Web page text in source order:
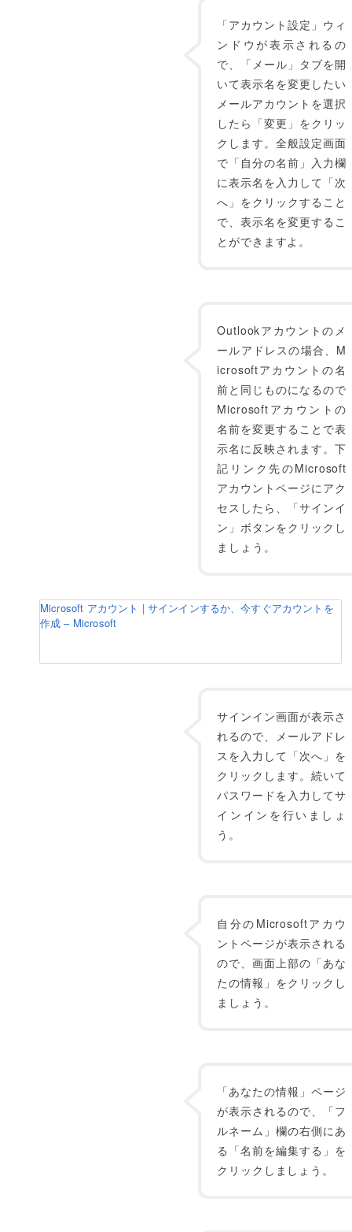
「アカウント設定」ウィ
ンドウが表示されるの
で、「メール」タブを開
いて表示名を変更したい
メールアカウントを選択
したら「変更」をクリッ
クします。全般設定画面
で「自分の名前」入力欄
に表示名を入力して「次
へ」をクリックすること
で、表示名を変更するこ
とができますよ。
Outlookアカウントのメ
ールアドレスの場合、M
icrosoftアカウントの名
前と同じものになるので
Microsoftアカウントの
名前を変更することで表
示名に反映されます。下
記リンク先のMicrosoft
アカウントページにアク
セスしたら、「サインイ
ン」ボタンをクリックし
ましょう。
Microsoft アカウント | サインインするか、今すぐアカウントを
作成 – Microsoft
サインイン画面が表示さ
れるので、メールアドレ
スを入力して「次へ」を
クリックします。続いて
パスワードを入力してサ
インインを行いましょ
う。
自分のMicrosoftアカウ
ントページが表示される
ので、画面上部の「あな
たの情報」をクリックし
ましょう。
「あなたの情報」ページ
が表示されるので、「フ
ルネーム」欄の右側にあ
る「名前を編集する」を
クリックしましょう。